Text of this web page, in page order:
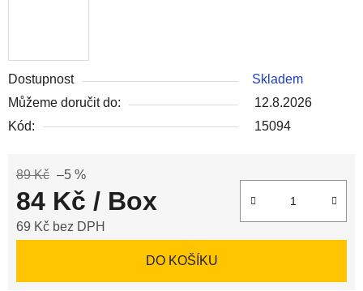
Dostupnost
Skladem
Můžeme doručit do:
12.8.2026
Kód:
15094
89 Kč –5 %
84 Kč / Box
69 Kč bez DPH
DO KOŠÍKU